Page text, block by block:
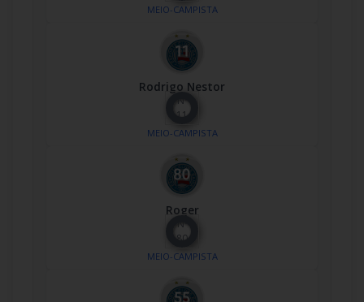
MEIO-CAMPISTA
Rodrigo Nestor
Nº
11
MEIO-CAMPISTA
Roger
Nº
80
MEIO-CAMPISTA